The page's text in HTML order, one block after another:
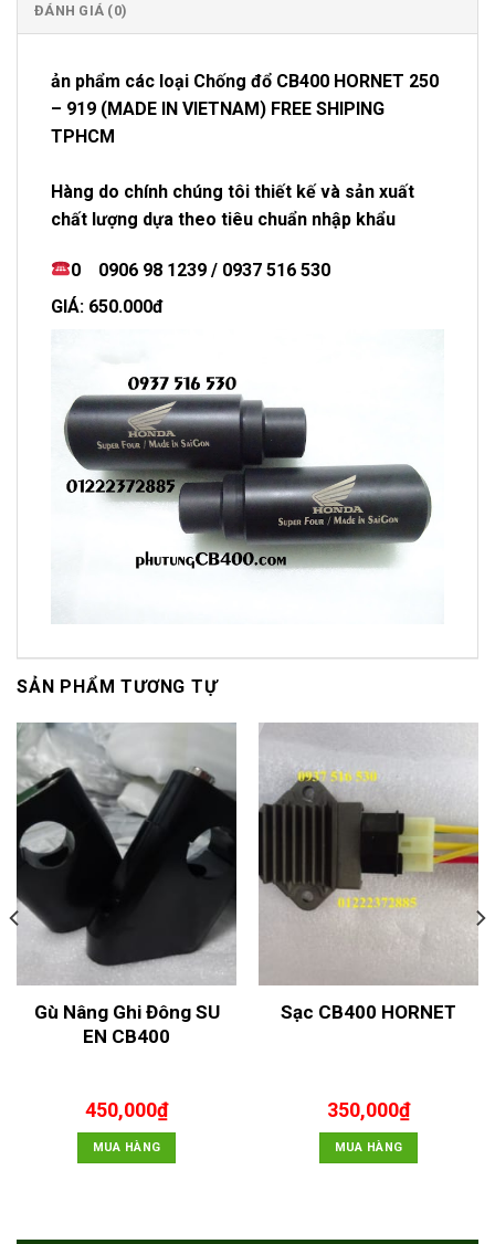
ĐÁNH GIÁ (0)
ản phẩm các loại Chống đổ CB400 HORNET 250
– 919 (MADE IN VIETNAM) FREE SHIPING
TPHCM
Hàng do chính chúng tôi thiết kế và sản xuất
chất lượng dựa theo tiêu chuẩn nhập khẩu
0 0906 98 1239 / 0937 516 530
GIÁ: 650.000đ
SẢN PHẨM TƯƠNG TỰ
Gù Nâng Ghi Đông SU
EN CB400
450,000₫
MUA HÀNG
Sạc CB400 HORNET
350,000₫
MUA HÀNG